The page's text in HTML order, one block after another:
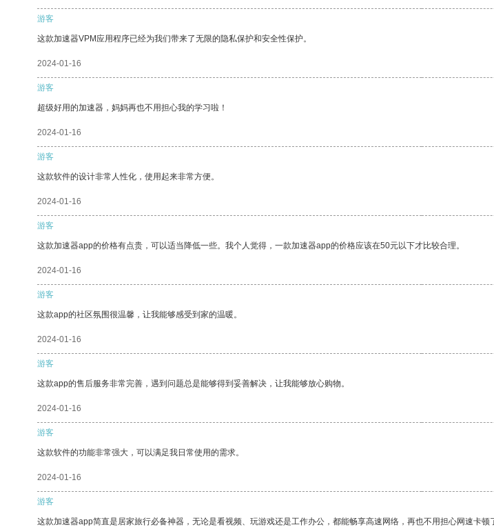
游客
这款加速器VPM应用程序已经为我们带来了无限的隐私保护和安全性保护。
2024-01-16
游客
超级好用的加速器，妈妈再也不用担心我的学习啦！
2024-01-16
游客
这款软件的设计非常人性化，使用起来非常方便。
2024-01-16
游客
这款加速器app的价格有点贵，可以适当降低一些。我个人觉得，一款加速器app的价格应该在50元以下才比较合理。
2024-01-16
游客
这款app的社区氛围很温馨，让我能够感受到家的温暖。
2024-01-16
游客
这款app的售后服务非常完善，遇到问题总是能够得到妥善解决，让我能够放心购物。
2024-01-16
游客
这款软件的功能非常强大，可以满足我日常使用的需求。
2024-01-16
游客
这款加速器app简直是居家旅行必备神器，无论是看视频、玩游戏还是工作办公，都能畅享高速网络，再也不用担心网速卡